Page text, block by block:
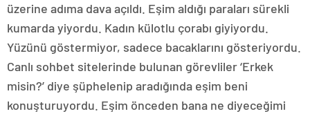
üzerine adıma dava açıldı. Eşim aldığı paraları sürekli
kumarda yiyordu. Kadın külotlu çorabı giyiyordu.
Yüzünü göstermiyor, sadece bacaklarını gösteriyordu.
Canlı sohbet sitelerinde bulunan görevliler ‘Erkek
misin?’ diye şüphelenip aradığında eşim beni
konuşturuyordu. Eşim önceden bana ne diyeceğimi